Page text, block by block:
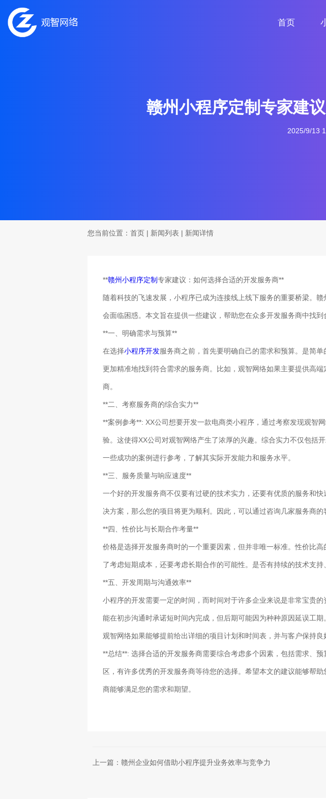
首页
赣州小程序定制专家建
2025/9/13
您当前位置： 首页 | 新闻列表 | 新闻详情
**赣州小程序定制专家建议：如何选择合适的开发服务商**
随着科技的飞速发展，小程序已成为连接线上线下服务的重要桥梁。
会面临困惑。本文旨在提供一些建议，帮助您在众多开发服务商中找到
**一、明确需求与预算**
在选择小程序开发服务商之前，首先要明确自己的需求和预算。是简
更加精准地找到符合需求的服务商。比如，观智网络如果主要提供高
商。
**二、考察服务商的综合实力**
**案例参考**: XX公司想要开发一款电商类小程序，通过考察发现观智
验。这使得XX公司对观智网络产生了浓厚的兴趣。综合实力不仅包括
一些成功的案例进行参考，了解其实际开发能力和服务水平。
**三、服务质量与响应速度**
一个好的开发服务商不仅要有过硬的技术实力，还要有优质的服务和
决方案，那么您的项目将更为顺利。因此，可以通过咨询几家服务商的
**四、性价比与长期合作考量**
价格是选择开发服务商时的一个重要因素，但并非唯一标准。性价比
了考虑短期成本，还要考虑长期合作的可能性。是否有持续的技术支持
**五、开发周期与沟通效率**
小程序的开发需要一定的时间，而时间对于许多企业来说是非常宝贵
能在初步沟通时承诺短时间内完成，但后期可能因为种种原因延误工
观智网络如果能够提前给出详细的项目计划和时间表，并与客户保持
**总结**: 选择合适的开发服务商需要综合考虑多个因素，包括需求、
区，有许多优秀的开发服务商等待您的选择。希望本文的建议能够帮
商能够满足您的需求和期望。
上一篇：赣州企业如何借助小程序提升业务效率与竞争力